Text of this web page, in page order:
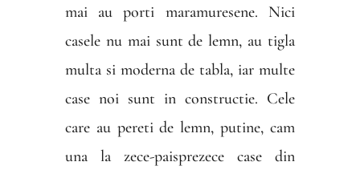
mai au porti maramuresene. Nici
casele nu mai sunt de lemn, au tigla
multa si moderna de tabla, iar multe
case noi sunt in constructie. Cele
care au pereti de lemn, putine, cam
una la zece-paisprezece case din